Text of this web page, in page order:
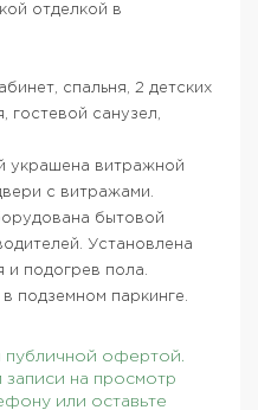
отделкой в
спальня, 2 детских
гостевой санузел,
украшена витражной
с витражами.
бытовой
Установлена
и подогрев пола.
подземном паркинге.
публичной офертой.
записи на просмотр
или оставьте